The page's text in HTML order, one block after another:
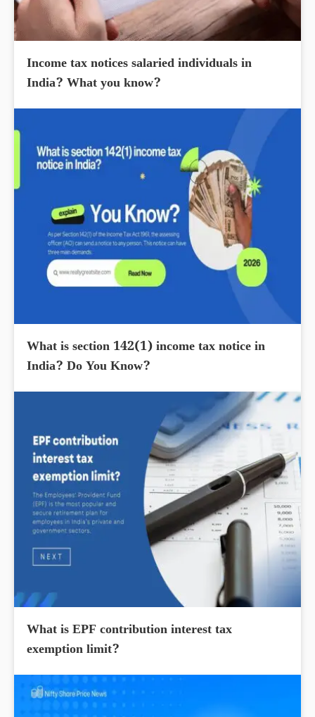
Income tax notices salaried individuals in
India? What you know?
What is section 142(1) income tax notice in
India? Do You Know?
What is EPF contribution interest tax
exemption limit?